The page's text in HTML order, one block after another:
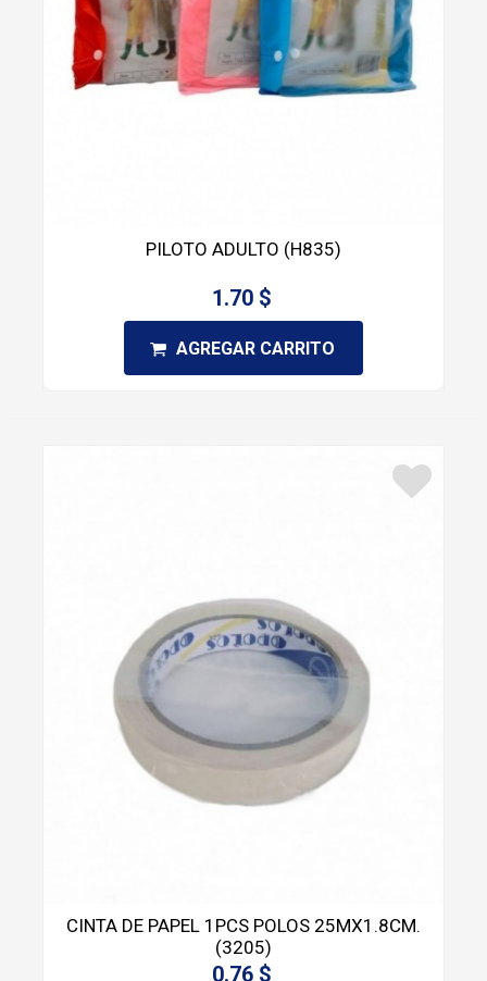
PILOTO ADULTO (H835)
1.70 $
AGREGAR CARRITO
CINTA DE PAPEL 1PCS POLOS 25MX1.8CM.
(3205)
0.76 $